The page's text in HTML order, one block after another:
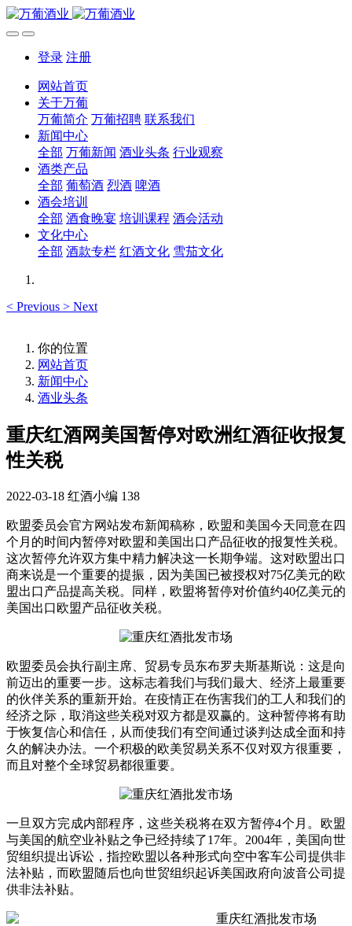
登录 注册
网站首页
关于万葡
万葡简介 万葡招聘 联系我们
新闻中心
全部 万葡新闻 酒业头条 行业观察
酒类产品
全部 葡萄酒 烈酒 啤酒
酒会培训
全部 酒食晚宴 培训课程 酒会活动
文化中心
全部 酒款专栏 红酒文化 雪茄文化
< Previous > Next
你的位置
网站首页
新闻中心
酒业头条
重庆红酒网美国暂停对欧洲红酒征收报复
性关税
2022-03-18 红酒小编 138
欧盟委员会官方网站发布新闻稿称，欧盟和美国今天同意在四
个月的时间内暂停对欧盟和美国出口产品征收的报复性关税。
这次暂停允许双方集中精力解决这一长期争端。这对欧盟出口
商来说是一个重要的提振，因为美国已被授权对75亿美元的欧
盟出口产品提高关税。同样，欧盟将暂停对价值约40亿美元的
美国出口欧盟产品征收关税。
欧盟委员会执行副主席、贸易专员东布罗夫斯基斯说：这是向
前迈出的重要一步。这标志着我们与我们最大、经济上最重要
的伙伴关系的重新开始。在疫情正在伤害我们的工人和我们的
经济之际，取消这些关税对双方都是双赢的。这种暂停将有助
于恢复信心和信任，从而使我们有空间通过谈判达成全面和持
久的解决办法。一个积极的欧美贸易关系不仅对双方很重要，
而且对整个全球贸易都很重要。
一旦双方完成内部程序，这些关税将在双方暂停4个月。欧盟
与美国的航空业补贴之争已经持续了17年。2004年，美国向世
贸组织提出诉讼，指控欧盟以各种形式向空中客车公司提供非
法补贴，而欧盟随后也向世贸组织起诉美国政府向波音公司提
供非法补贴。